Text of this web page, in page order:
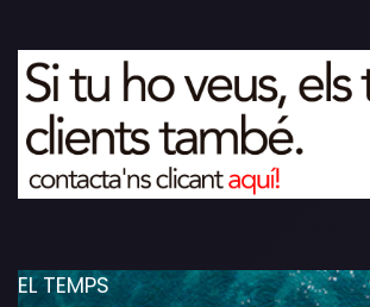
EL TEMPS